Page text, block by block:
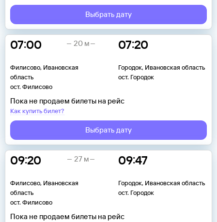
Выбрать дату
07:00
Филисово, Ивановская
область
ост. Филисово
07:20
Городок, Ивановская область
ост. Городок
20 м
Пока не продаем билеты на рейс
Как купить билет?
Выбрать дату
09:20
Филисово, Ивановская
область
ост. Филисово
09:47
Городок, Ивановская область
ост. Городок
27 м
Пока не продаем билеты на рейс